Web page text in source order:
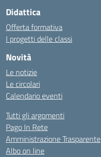
Didattica
Offerta formativa
I progetti delle classi
Novità
Le notizie
Le circolari
Calendario eventi
Tutti gli argomenti
Pago In Rete
Amministrazione Trasparente
Albo on line